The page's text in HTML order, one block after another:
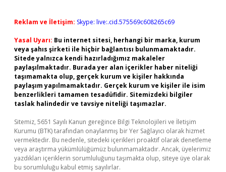
Reklam ve İletişim: Skype: live:.cid.575569c608265c69
Yasal Uyarı: Bu internet sitesi, herhangi bir marka, kurum
veya şahıs şirketi ile hiçbir bağlantısı bulunmamaktadır.
Sitede yalnızca kendi hazırladığımız makaleler
paylaşılmaktadır. Burada yer alan içerikler haber niteliği
taşımamakta olup, gerçek kurum ve kişiler hakkında
paylaşım yapılmamaktadır. Gerçek kurum ve kişiler ile isim
benzerlikleri tamamen tesadüfidir. Sitemizdeki bilgiler
taslak halindedir ve tavsiye niteliği taşımazlar.
Sitemiz, 5651 Sayılı Kanun gereğince Bilgi Teknolojileri ve İletişim
Kurumu (BTK) tarafından onaylanmış bir Yer Sağlayıcı olarak hizmet
vermektedir. Bu nedenle, sitedeki içerikleri proaktif olarak denetleme
veya araştırma yükümlülüğümüz bulunmamaktadır. Ancak, üyelerimiz
yazdıkları içeriklerin sorumluluğunu taşımakta olup, siteye üye olarak
bu sorumluluğu kabul etmiş sayılırlar.